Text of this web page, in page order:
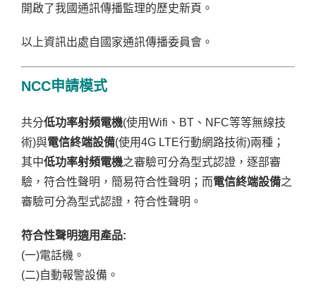
開啟了我國通訊傳播監理的歷史新頁。
以上資訊出處自國家通訊傳播委員會。
NCC申請模式
共分低功率射頻電機(使用Wifi、BT、NFC等等無線技
術)與電信終端設備(使用4G LTE行動網路技術)兩種；
其中低功率射頻電機之審驗可分為型式認證，逐部審
驗，符合性聲明，簡易符合性聲明；而電信終端設備之
審驗可分為型式認證，符合性聲明。
符合性聲明適用產品:
(一)電話機。
(二)自動報警設備。